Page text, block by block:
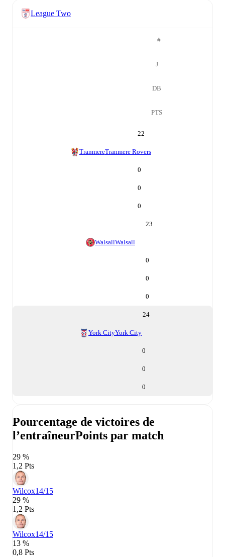
League Two
#
J
DB
PTS
22
TranmereTranmere Rovers
0
0
0
23
WalsallWalsall
0
0
0
24
York CityYork City
0
0
0
Pourcentage de victoires de
l’entraîneurPoints par match
29 %
1,2 Pts
Wilcox14/15
29 %
1,2 Pts
Wilcox14/15
13 %
0,8 Pts